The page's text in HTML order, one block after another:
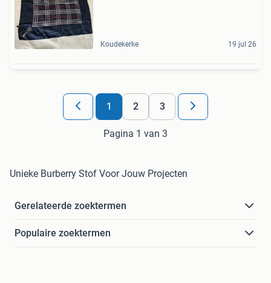
Koudekerke 19 jul 26
1 2 3
Pagina 1 van 3
Unieke Burberry Stof Voor Jouw Projecten
Gerelateerde zoektermen
Populaire zoektermen